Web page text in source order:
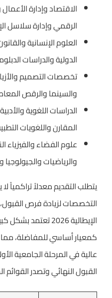
الاقتصاد وإدارة
الرقمي وإدارة سلاسل
العلوم الإنسانية
الدولية والدراسات
تخصصات التصميم
والسينما والرقص
الدراسات اللغوية
المقارن واللغويات
علوم الفضاء والفيزياء
والرياضيات والجيولوجيا
يتطلب التقديم معدلاً
التخصصات لزيادة فرص
الإيطالية 2026
كمعيار أساسي للمفاضلة،
عالية في المرحلة الجامعية
القبول النهائي وتصدر القوائم